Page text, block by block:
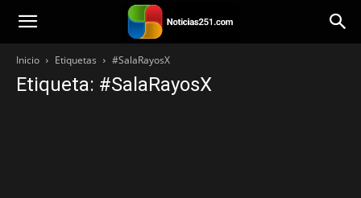
Noticias251
Inicio Etiquetas #SalaRayosX
Etiqueta: #SalaRayosX